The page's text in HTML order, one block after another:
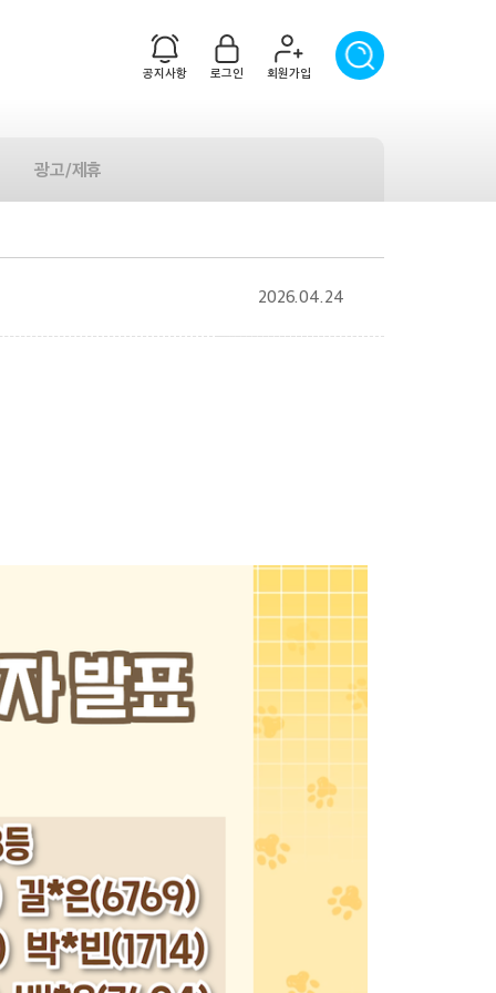
공지사항 로그인 회원가입
광고/제휴
2026.04.24